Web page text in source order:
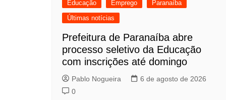
Educação Emprego
Paranaíba
Últimas notícias
Prefeitura de Paranaíba abre
processo seletivo da Educação
com inscrições até domingo
Pablo Nogueira
6 de agosto de 2026
0